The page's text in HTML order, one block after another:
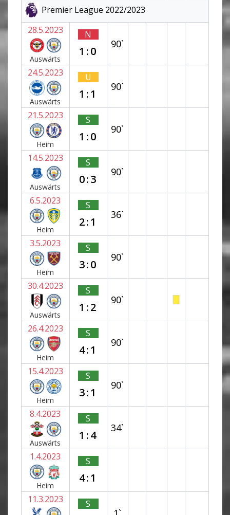
Premier League 2022/2023
28.5.2023
Auswärts
N
1:0
90`
24.5.2023
Auswärts
U
1:1
90`
21.5.2023
Heim
S
1:0
90`
14.5.2023
Auswärts
S
0:3
90`
6.5.2023
Heim
S
2:1
36`
3.5.2023
Heim
S
3:0
90`
30.4.2023
Auswärts
S
1:2
90`
26.4.2023
Heim
S
4:1
90`
15.4.2023
Heim
S
3:1
90`
8.4.2023
Auswärts
S
1:4
34`
1.4.2023
Heim
S
4:1
11.3.2023 S